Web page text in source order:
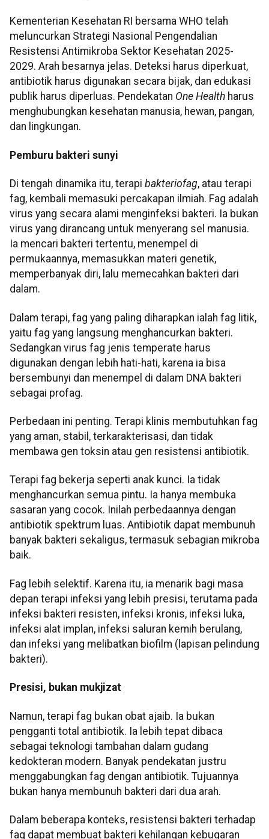
Kementerian Kesehatan RI bersama WHO telah
meluncurkan Strategi Nasional Pengendalian
Resistensi Antimikroba Sektor Kesehatan 2025-
2029. Arah besarnya jelas. Deteksi harus diperkuat,
antibiotik harus digunakan secara bijak, dan edukasi
publik harus diperluas. Pendekatan One Health harus
menghubungkan kesehatan manusia, hewan, pangan,
dan lingkungan.
Pemburu bakteri sunyi
Di tengah dinamika itu, terapi bakteriofag, atau terapi
fag, kembali memasuki percakapan ilmiah. Fag adalah
virus yang secara alami menginfeksi bakteri. Ia bukan
virus yang dirancang untuk menyerang sel manusia.
Ia mencari bakteri tertentu, menempel di
permukaannya, memasukkan materi genetik,
memperbanyak diri, lalu memecahkan bakteri dari
dalam.
Dalam terapi, fag yang paling diharapkan ialah fag litik,
yaitu fag yang langsung menghancurkan bakteri.
Sedangkan virus fag jenis temperate harus
digunakan dengan lebih hati-hati, karena ia bisa
bersembunyi dan menempel di dalam DNA bakteri
sebagai profag.
Perbedaan ini penting. Terapi klinis membutuhkan fag
yang aman, stabil, terkarakterisasi, dan tidak
membawa gen toksin atau gen resistensi antibiotik.
Terapi fag bekerja seperti anak kunci. Ia tidak
menghancurkan semua pintu. Ia hanya membuka
sasaran yang cocok. Inilah perbedaannya dengan
antibiotik spektrum luas. Antibiotik dapat membunuh
banyak bakteri sekaligus, termasuk sebagian mikroba
baik.
Fag lebih selektif. Karena itu, ia menarik bagi masa
depan terapi infeksi yang lebih presisi, terutama pada
infeksi bakteri resisten, infeksi kronis, infeksi luka,
infeksi alat implan, infeksi saluran kemih berulang,
dan infeksi yang melibatkan biofilm (lapisan pelindung
bakteri).
Presisi, bukan mukjizat
Namun, terapi fag bukan obat ajaib. Ia bukan
pengganti total antibiotik. Ia lebih tepat dibaca
sebagai teknologi tambahan dalam gudang
kedokteran modern. Banyak pendekatan justru
menggabungkan fag dengan antibiotik. Tujuannya
bukan hanya membunuh bakteri dari dua arah.
Dalam beberapa konteks, resistensi bakteri terhadap
fag dapat membuat bakteri kehilangan kebugaran